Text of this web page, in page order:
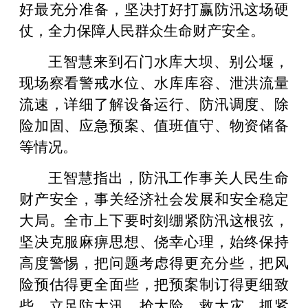
好最充分准备，坚决打好打赢防汛这场硬
仗，全力保障人民群众生命财产安全。
王智慧来到石门水库大坝、别公堰，
现场察看警戒水位、水库库容、泄洪流量
流速，详细了解设备运行、防汛调度、除
险加固、应急预案、值班值守、物资储备
等情况。
王智慧指出，防汛工作事关人民生命
财产安全，事关经济社会发展和安全稳定
大局。全市上下要时刻绷紧防汛这根弦，
坚决克服麻痹思想、侥幸心理，始终保持
高度警惕，把问题考虑得更充分些，把风
险预估得更全面些，把预案制订得更细致